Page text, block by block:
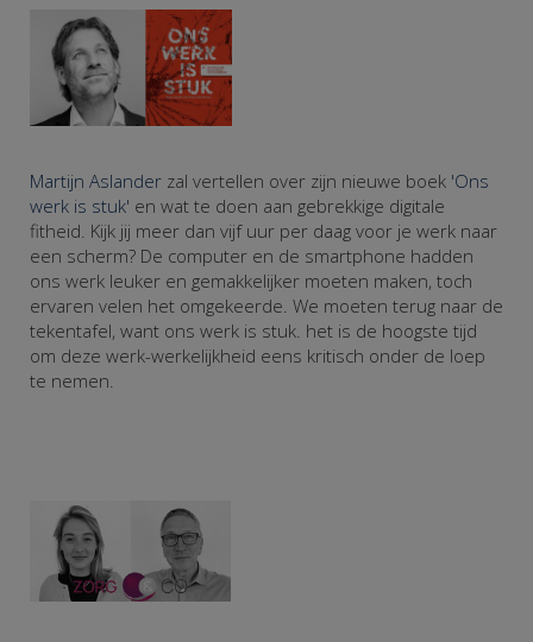
Martijn Aslander zal vertellen over zijn nieuwe boek 'Ons
werk is stuk' en wat te doen aan gebrekkige digitale
fitheid. Kijk jij meer dan vijf uur per daag voor je werk naar
een scherm? De computer en de smartphone hadden
ons werk leuker en gemakkelijker moeten maken, toch
ervaren velen het omgekeerde. We moeten terug naar de
tekentafel, want ons werk is stuk. het is de hoogste tijd
om deze werk-werkelijkheid eens kritisch onder de loep
te nemen.